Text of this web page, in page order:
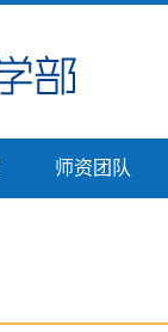
师资团队